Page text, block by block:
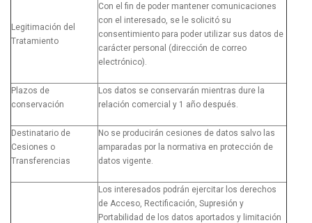
Legitimación del
Tratamiento
Con el fin de poder mantener comunicaciones
con el interesado, se le solicitó su
consentimiento para poder utilizar sus datos de
carácter personal (dirección de correo
electrónico).
Plazos de
conservación
Los datos se conservarán mientras dure la
relación comercial y 1 año después.
Destinatario de
Cesiones o
Transferencias
No se producirán cesiones de datos salvo las
amparadas por la normativa en protección de
datos vigente.
Los interesados podrán ejercitar los derechos
de Acceso, Rectificación, Supresión y
Portabilidad de los datos aportados y limitación